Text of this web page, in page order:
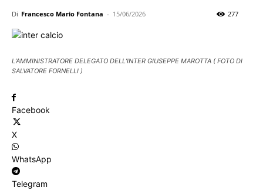
Di Francesco Mario Fontana - 15/06/2026 277
L’AMMINISTRATORE DELEGATO DELL’INTER GIUSEPPE MAROTTA ( FOTO DI
SALVATORE FORNELLI )
Facebook
X
WhatsApp
Telegram